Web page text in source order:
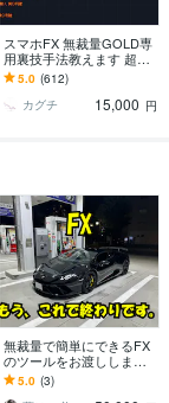
スマホFX 無裁量GOLD専
用裏技手法教えます 超人
気手法が5年目突入神セー
ル→残り1名
5.0 (612)
カグチ
15,000 円
無裁量で簡単にできるFX
のツールをお渡しします
簡単なサインに従うだ
け、FXはもうこれだけに
5.0 (3)